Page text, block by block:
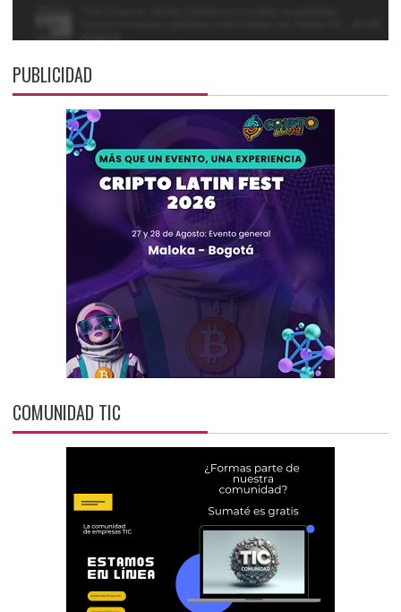
PUBLICIDAD
COMUNIDAD TIC